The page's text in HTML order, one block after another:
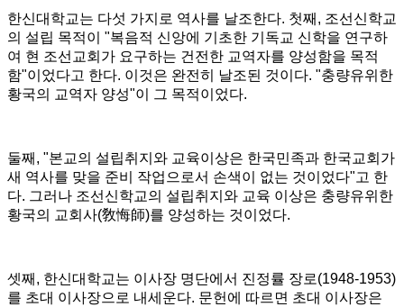
한신대학교는 다섯 가지로 역사를 날조한다. 첫째 , 조선신학교
의 설립 목적이 "복음적 신앙에 기초한 기독교 신학을 연구하
여 현 조선교회가 요구하는 건전한 교역자를 양성함을 목적
함"이었다고 한다. 이것은 완전히 날조된 것이다. "충량유위한
황국의 교역자 양성"이 그 목적이었다.
둘째 , "본교의 설립취지와 교육이상은 한국민족과 한국교회가
새 역사를 맞을 준비 작업으로서 손색이 없는 것이었다"고 한
다. 그러나 조선신학교의 설립취지와 교육 이상은 충량유위한
황국의 교회사(敎悔師)를 양성하는 것이었다.
셋째 , 한신대학교는 이사장 명단에서 진정률 장로(1948-1953)
를 초대 이사장으로 내세운다. 문헌에 따르면 초대 이사장은